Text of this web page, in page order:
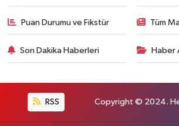
Puan Durumu ve Fikstür Tüm
Son Dakika Haberleri Haber
RSS Copyright © 2024. Her